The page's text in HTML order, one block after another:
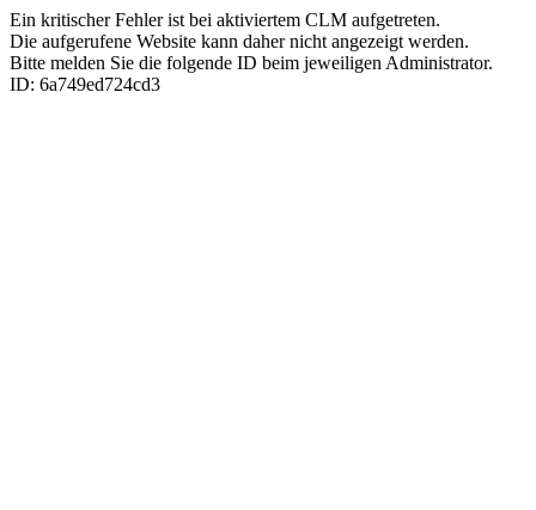
Ein kritischer Fehler ist bei aktiviertem CLM aufgetreten.
Die aufgerufene Website kann daher nicht angezeigt werden.
Bitte melden Sie die folgende ID beim jeweiligen Administrator.
ID: 6a749ed724cd3